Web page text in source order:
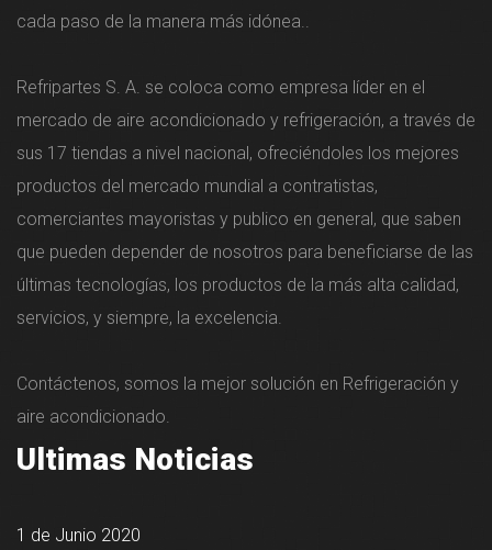
cada paso de la manera más idónea..
Refripartes S. A. se coloca como empresa líder en el
mercado de aire acondicionado y refrigeración, a través de
sus 17 tiendas a nivel nacional, ofreciéndoles los mejores
productos del mercado mundial a contratistas,
comerciantes mayoristas y publico en general, que saben
que pueden depender de nosotros para beneficiarse de las
últimas tecnologías, los productos de la más alta calidad,
servicios, y siempre, la excelencia.
Contáctenos, somos la mejor solución en Refrigeración y
aire acondicionado.
Ultimas Noticias
1 de Junio 2020